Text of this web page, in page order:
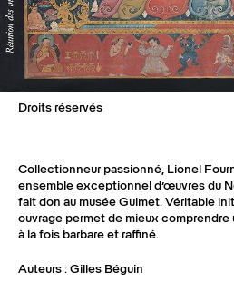
Droits réservés
Collectionneur passionné, Lionel
ensemble exceptionnel d’œuvres du
fait don au musée Guimet. Véritable
ouvrage permet de mieux comprendre
à la fois barbare et raffiné.
Auteurs : Gilles Béguin